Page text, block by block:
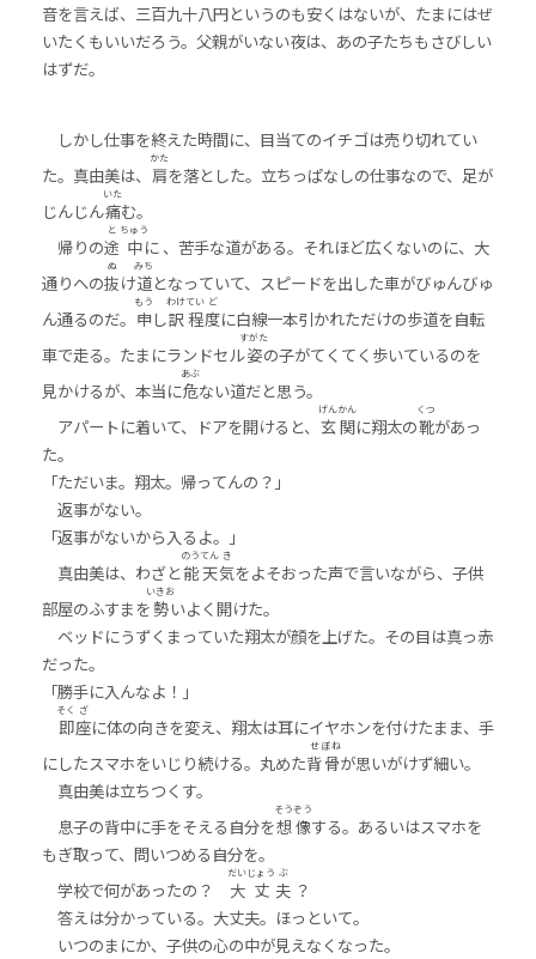
音を言えば、三百九十八円というのも安くはないが、たまにはぜ
いたくもいいだろう。父親がいない夜は、あの子たちもさびしい
はずだ。
しかし仕事を終えた時間に、目当てのイチゴは売り切れてい
た。真由美は、 肩
かた
を落とした。立ちっぱなしの仕事なので、足が
じんじん痛
いた
む。
帰りの途
と
中
ちゅう
に 、苦手な道がある。それほど広くないのに、大
通りへの抜
ぬ
け道
みち
となっていて、スピードを出した車がびゅんびゅ
ん通るのだ。 申
もう
し訳
わけ
程
てい
度
ど
に白線一本引かれただけの歩道を自転
車で走る。たまにランドセル姿
すがた
の子がてくてく歩いているのを
見かけるが、本当に危
あぶ
ない道だと思う。
アパートに着いて、ドアを開けると、 玄
げん
関
かん
に翔太の靴
くつ
があっ
た。
「ただいま。翔太。帰ってんの？」
返事がない。
「返事がないから入るよ。」
真由美は、わざと能
のう
天
てん
気
き
をよそおった声で言いながら、子供
部屋のふすまを勢
いきお
いよく開けた。
ベッドにうずくまっていた翔太が顔を上げた。その目は真っ赤
だった。
「勝手に入んなよ！」
即
そく
座
ざ
に体の向きを変え、翔太は耳にイヤホンを付けたまま、手
にしたスマホをいじり続ける。丸めた背
せ
骨
ぼね
が思いがけず細い。
真由美は立ちつくす。
息子の背中に手をそえる自分を想
そう
像
ぞう
する。あるいはスマホを
もぎ取って、問いつめる自分を。
学校で何があったの？
大
だい
丈
じょう
夫
ぶ
？
答えは分かっている。大丈夫。ほっといて。
いつのまにか、子供の心の中が見えなくなった。